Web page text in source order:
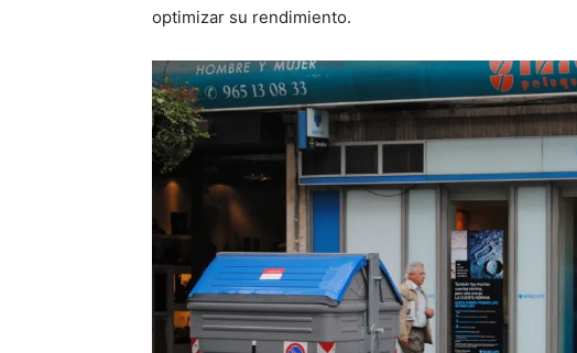
optimizar su rendimiento.